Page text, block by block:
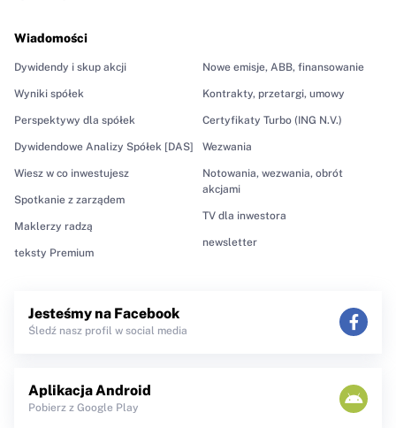
Wiadomości
Dywidendy i skup akcji
Wyniki spółek
Perspektywy dla spółek
Dywidendowe Analizy Spółek [DAS]
Wiesz w co inwestujesz
Spotkanie z zarządem
Maklerzy radzą
teksty Premium
Nowe emisje, ABB, finansowanie
Kontrakty, przetargi, umowy
Certyfikaty Turbo (ING N.V.)
Wezwania
Notowania, wezwania, obrót
akcjami
TV dla inwestora
newsletter
Jesteśmy na Facebook
Śledź nasz profil w social media
Aplikacja Android
Pobierz z Google Play